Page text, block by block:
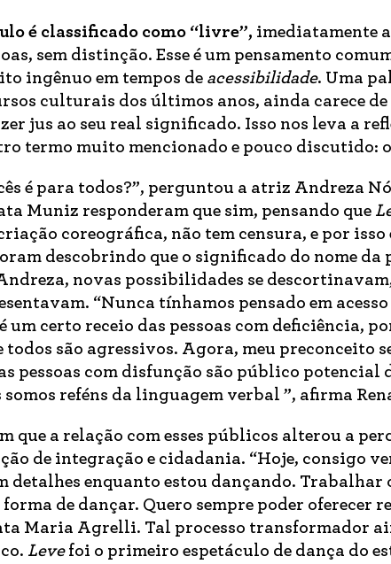
é classificado como “livre”, imediatamente
sem distinção. Esse é um pensamento
ingênuo em tempos de acessibilidade. Uma
culturais dos últimos anos, ainda carece
jus ao seu real significado. Isso nos leva a
termo muito mencionado e pouco discutido: o
é para todos?”, perguntou a atriz Andreza
Muniz responderam que sim, pensando que
coreográfica, não tem censura, e por isso
descobrindo que o significado do nome da
novas possibilidades se
“Nunca tínhamos pensado em
um certo receio das pessoas com deficiência,
são agressivos. Agora, meu preconceito
pessoas com disfunção são público potencial
reféns da linguagem verbal ”, afirma
que a relação com esses públicos alterou a
de integração e cidadania. “Hoje, consigo
detalhes enquanto estou dançando. Trabalhar
forma de dançar. Quero sempre poder oferecer
Maria Agrelli. Tal processo transformador
Leve foi o primeiro espetáculo de dança do